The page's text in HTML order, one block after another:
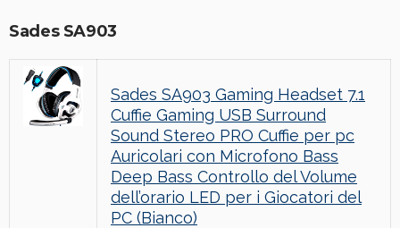
Sades SA903
Sades SA903 Gaming Headset 7.1
Cuffie Gaming USB Surround
Sound Stereo PRO Cuffie per pc
Auricolari con Microfono Bass
Deep Bass Controllo del Volume
dell’orario LED per i Giocatori del
PC (Bianco)